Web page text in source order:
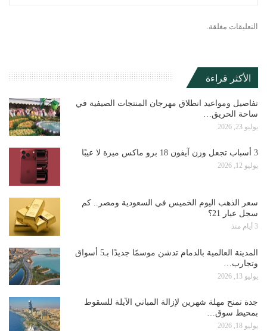
التعليقات مغلقة.
الأكثر قراءة
تفاصيل ومواعيد انطلاق مهرجان المنتجات الصيفية في
ساحة الحريق…
يوليو 23, 2026
3 أسباب تجعل وزن آيفون 18 برو ماكس ميزة لا عيبًا
يوليو 12, 2026
سعر الذهب اليوم الخميس في السعودية ومصر.. كم
سجل عيار 21؟
3 أيام منذ
المدينة العالمية بالدمام تدشن موسمًا جديدًا بـ5 أسواق
وتجارب…
يوليو 13, 2026
جدة تمنح مهلة شهرين لإزالة المباني الآيلة للسقوط
بمحيط سوق…
يوليو 18, 2026